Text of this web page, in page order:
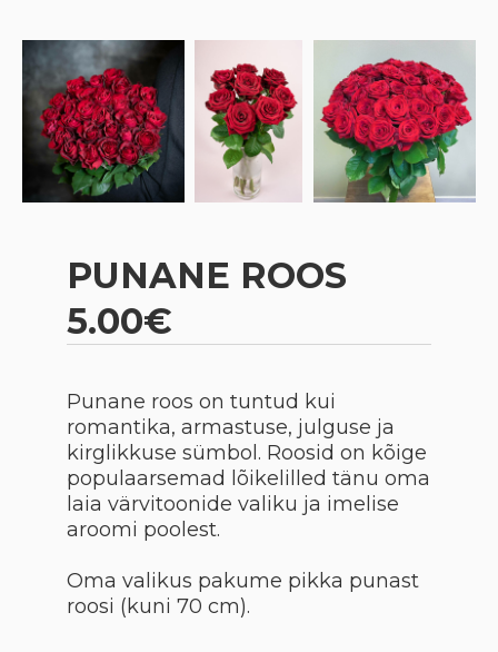
PUNANE ROOS
5.00€
Punane roos on tuntud kui
romantika, armastuse, julguse ja
kirglikkuse sümbol. Roosid on kõige
populaarsemad lõikelilled tänu oma
laia värvitoonide valiku ja imelise
aroomi poolest.
Oma valikus pakume pikka punast
roosi (kuni 70 cm).